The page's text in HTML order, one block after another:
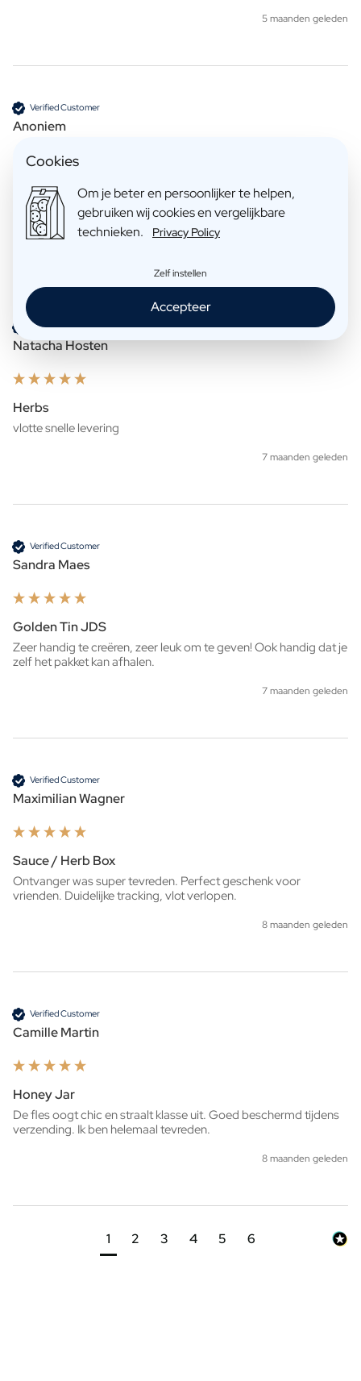
5 maanden geleden
Verified Customer
Anoniem
Tea
De reviewer heeft geen opmerkingen achtergelaten.
Verified Customer
Natacha Hosten
Herbs
7 maanden geleden
Verified Customer
Sandra Maes
Golden Tin JDS
Zeer handig te creëren, zeer leuk om te geven! Ook handig dat je
zelf het pakket kan afhalen.
7 maanden geleden
Verified Customer
Maximilian Wagner
Sauce / Herb Box
Ontvanger was super tevreden. Perfect geschenk voor
vrienden. Duidelijke tracking, vlot verlopen.
8 maanden geleden
Verified Customer
Camille Martin
Honey Jar
De fles oogt chic en straalt klasse uit. Goed beschermd tijdens
verzending. Ik ben helemaal tevreden.
8 maanden geleden
1 2 3 4 5 6
Cookies
Om je beter en persoonlijker te helpen,
gebruiken wij cookies en vergelijkbare
technieken.
Privacy Policy
Zelf instellen
Accepteer